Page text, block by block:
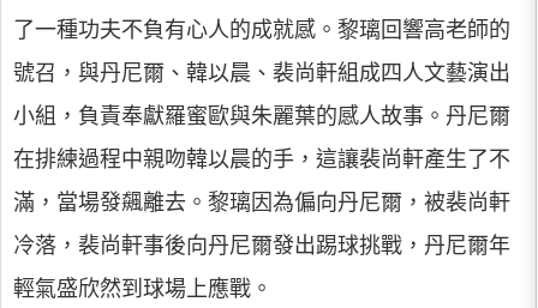
了一種功夫不負有心人的成就感。黎璃回響高老師的
號召，與丹尼爾、韓以晨、裴尚軒組成四人文藝演出
小組，負責奉獻羅蜜歐與朱麗葉的感人故事。丹尼爾
在排練過程中親吻韓以晨的手，這讓裴尚軒產生了不
滿，當場發飆離去。黎璃因為偏向丹尼爾，被裴尚軒
冷落，裴尚軒事後向丹尼爾發出踢球挑戰，丹尼爾年
輕氣盛欣然到球場上應戰。